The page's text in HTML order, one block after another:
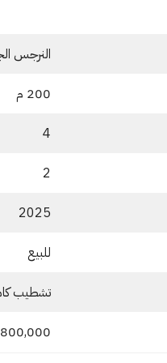
النرجس
200 م
4
2
2025
للبيع
تشطيب
5,800,000 جنيهاً